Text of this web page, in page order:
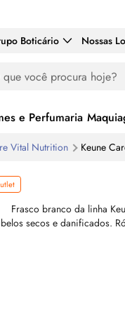
Boticário Nossas
e Perfumaria
Vital Nutrition Keune